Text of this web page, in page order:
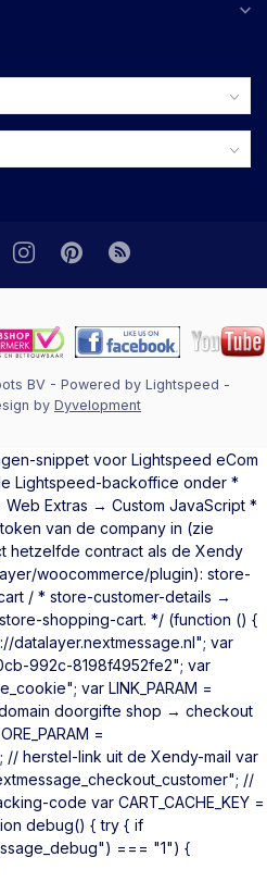
BV- Powered by Lightspeed -
by Dyvelopment
snippet voor Lightspeed eCom
Lightspeed-backoffice onder *
Extras → Custom JavaScript *
van de company in (zie
hetzelfde contract als de Xendy
woocommerce/plugin): store-
/ * store-customer-details →
shopping-cart. */ (function () {
datalayer.nextmessage.nl"; var
992c-8198f4952fe2"; var
var LINK_PARAM =
doorgifte shop → checkout
=
// herstel-link uit de Xendy-mail var
//
code var CART_CACHE_KEY =
debug() { try { if
=== "1") {